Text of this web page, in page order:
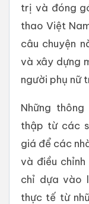
trị và đóng
thao Việt
câu chuyện
và xây dựng
người phụ nữ
Những
thập từ các
giá để các
và điều
chỉ dựa vào
thực tế từ